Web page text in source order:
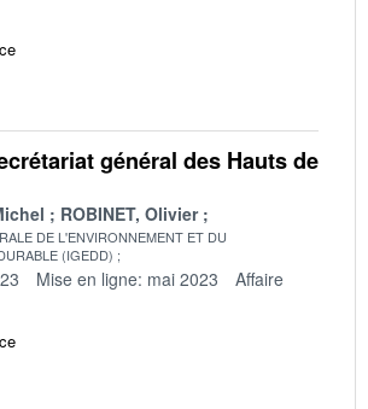
général des Hauts de
ROBINET, Olivier
DE L'ENVIRONNEMENT ET DU
(IGEDD)
Mise en ligne: mai 2023
Affaire